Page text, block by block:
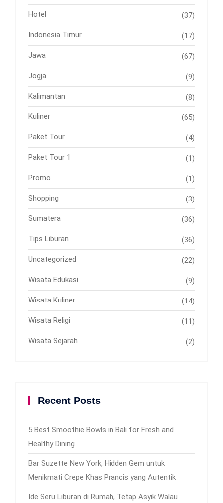
Hotel (37)
Indonesia Timur (17)
Jawa (67)
Jogja (9)
Kalimantan (8)
Kuliner (65)
Paket Tour (4)
Paket Tour 1 (1)
Promo (1)
Shopping (3)
Sumatera (36)
Tips Liburan (36)
Uncategorized (22)
Wisata Edukasi (9)
Wisata Kuliner (14)
Wisata Religi (11)
Wisata Sejarah (2)
Recent Posts
5 Best Smoothie Bowls in Bali for Fresh and
Healthy Dining
Bar Suzette New York, Hidden Gem untuk
Menikmati Crepe Khas Prancis yang Autentik
Ide Seru Liburan di Rumah, Tetap Asyik Walau